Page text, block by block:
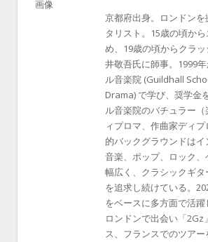
京都府出身。ロンドン
タリスト。15歳の頃か
め、19歳の頃からクラ
井敬吾氏に師事。1999
ル音楽院 (Guildhall
Drama) で学び、奨学金
ル音楽院のバチュラー
ィプロマ、作曲家ディ
的バックグラウンドは
音楽、ポップ、ロック、
幅広く、クラシックギ
を追求し続けている。
をベースに多方面で活躍
ロンドンで出会い「2Gz
ス、フランスでのツア